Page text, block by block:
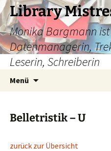
Zum
Inhalt
springen
Library
Monika Bargmann
Datenmanagerin,
Leserin, Schreiberin
Menü
Belletristik – U
zurück zur Übersicht